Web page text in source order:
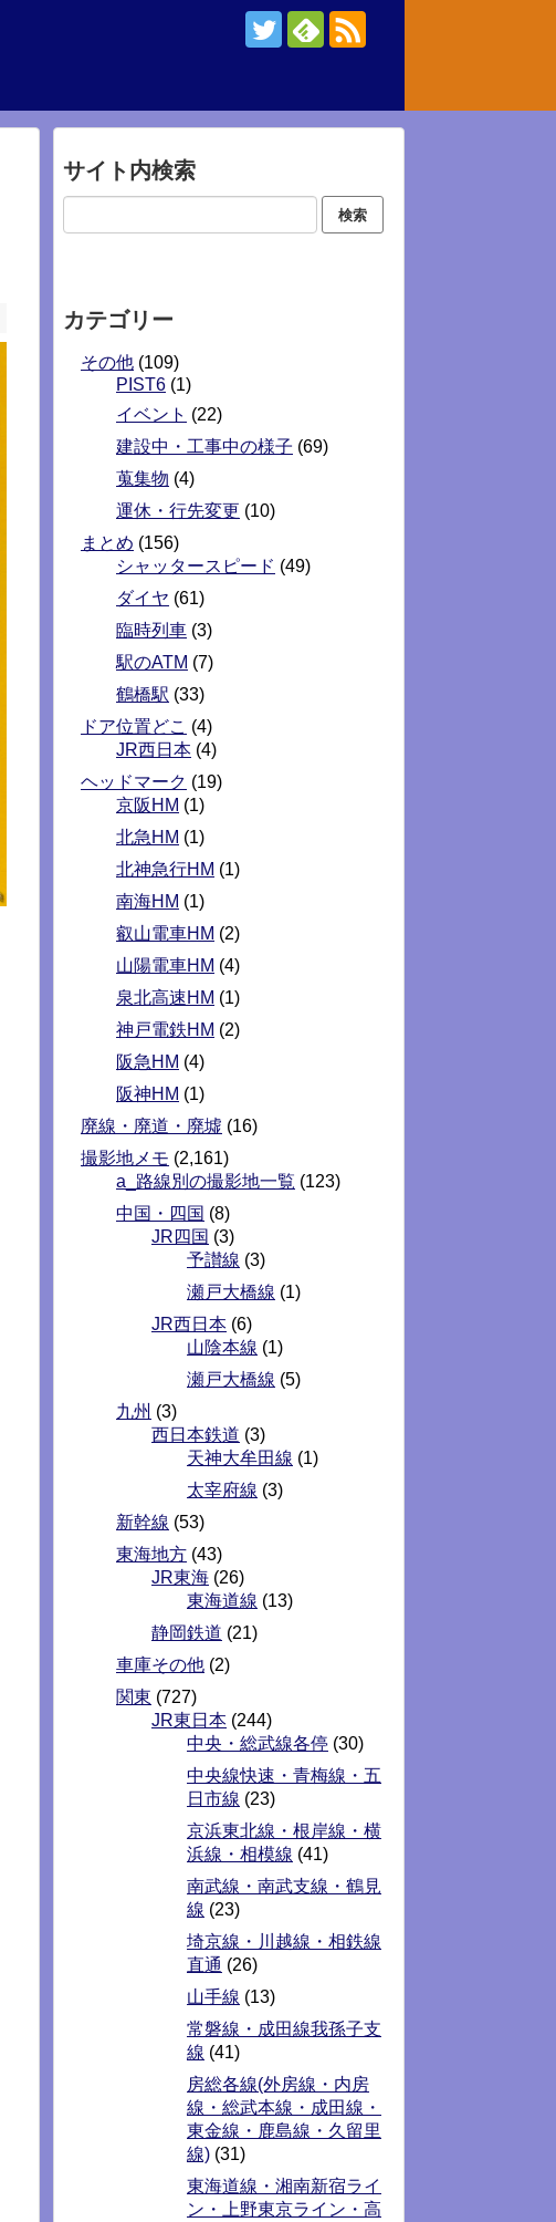
サイト内検索
カテゴリー
その他 (109)
PIST6 (1)
イベント (22)
建設中・工事中の様子 (69)
蒐集物 (4)
運休・行先変更 (10)
まとめ (156)
シャッタースピード (49)
ダイヤ (61)
臨時列車 (3)
駅のATM (7)
鶴橋駅 (33)
ドア位置どこ (4)
JR西日本 (4)
ヘッドマーク (19)
京阪HM (1)
北急HM (1)
北神急行HM (1)
南海HM (1)
叡山電車HM (2)
山陽電車HM (4)
泉北高速HM (1)
神戸電鉄HM (2)
阪急HM (4)
阪神HM (1)
廃線・廃道・廃墟 (16)
撮影地メモ (2,161)
a_路線別の撮影地一覧 (123)
中国・四国 (8)
JR四国 (3)
予讃線 (3)
瀬戸大橋線 (1)
JR西日本 (6)
山陰本線 (1)
瀬戸大橋線 (5)
九州 (3)
西日本鉄道 (3)
天神大牟田線 (1)
太宰府線 (3)
新幹線 (53)
東海地方 (43)
JR東海 (26)
東海道線 (13)
静岡鉄道 (21)
車庫その他 (2)
関東 (727)
JR東日本 (244)
中央・総武線各停 (30)
中央線快速・青梅線・五
日市線 (23)
京浜東北線・根岸線・横
浜線・相模線 (41)
南武線・南武支線・鶴見
線 (23)
埼京線・川越線・相鉄線
直通 (26)
山手線 (13)
常磐線・成田線我孫子支
線 (41)
房総各線(外房線・内房
線・総武本線・成田線・
東金線・鹿島線・久留里
線) (31)
東海道線・湘南新宿ライ
ン・上野東京ライン・高